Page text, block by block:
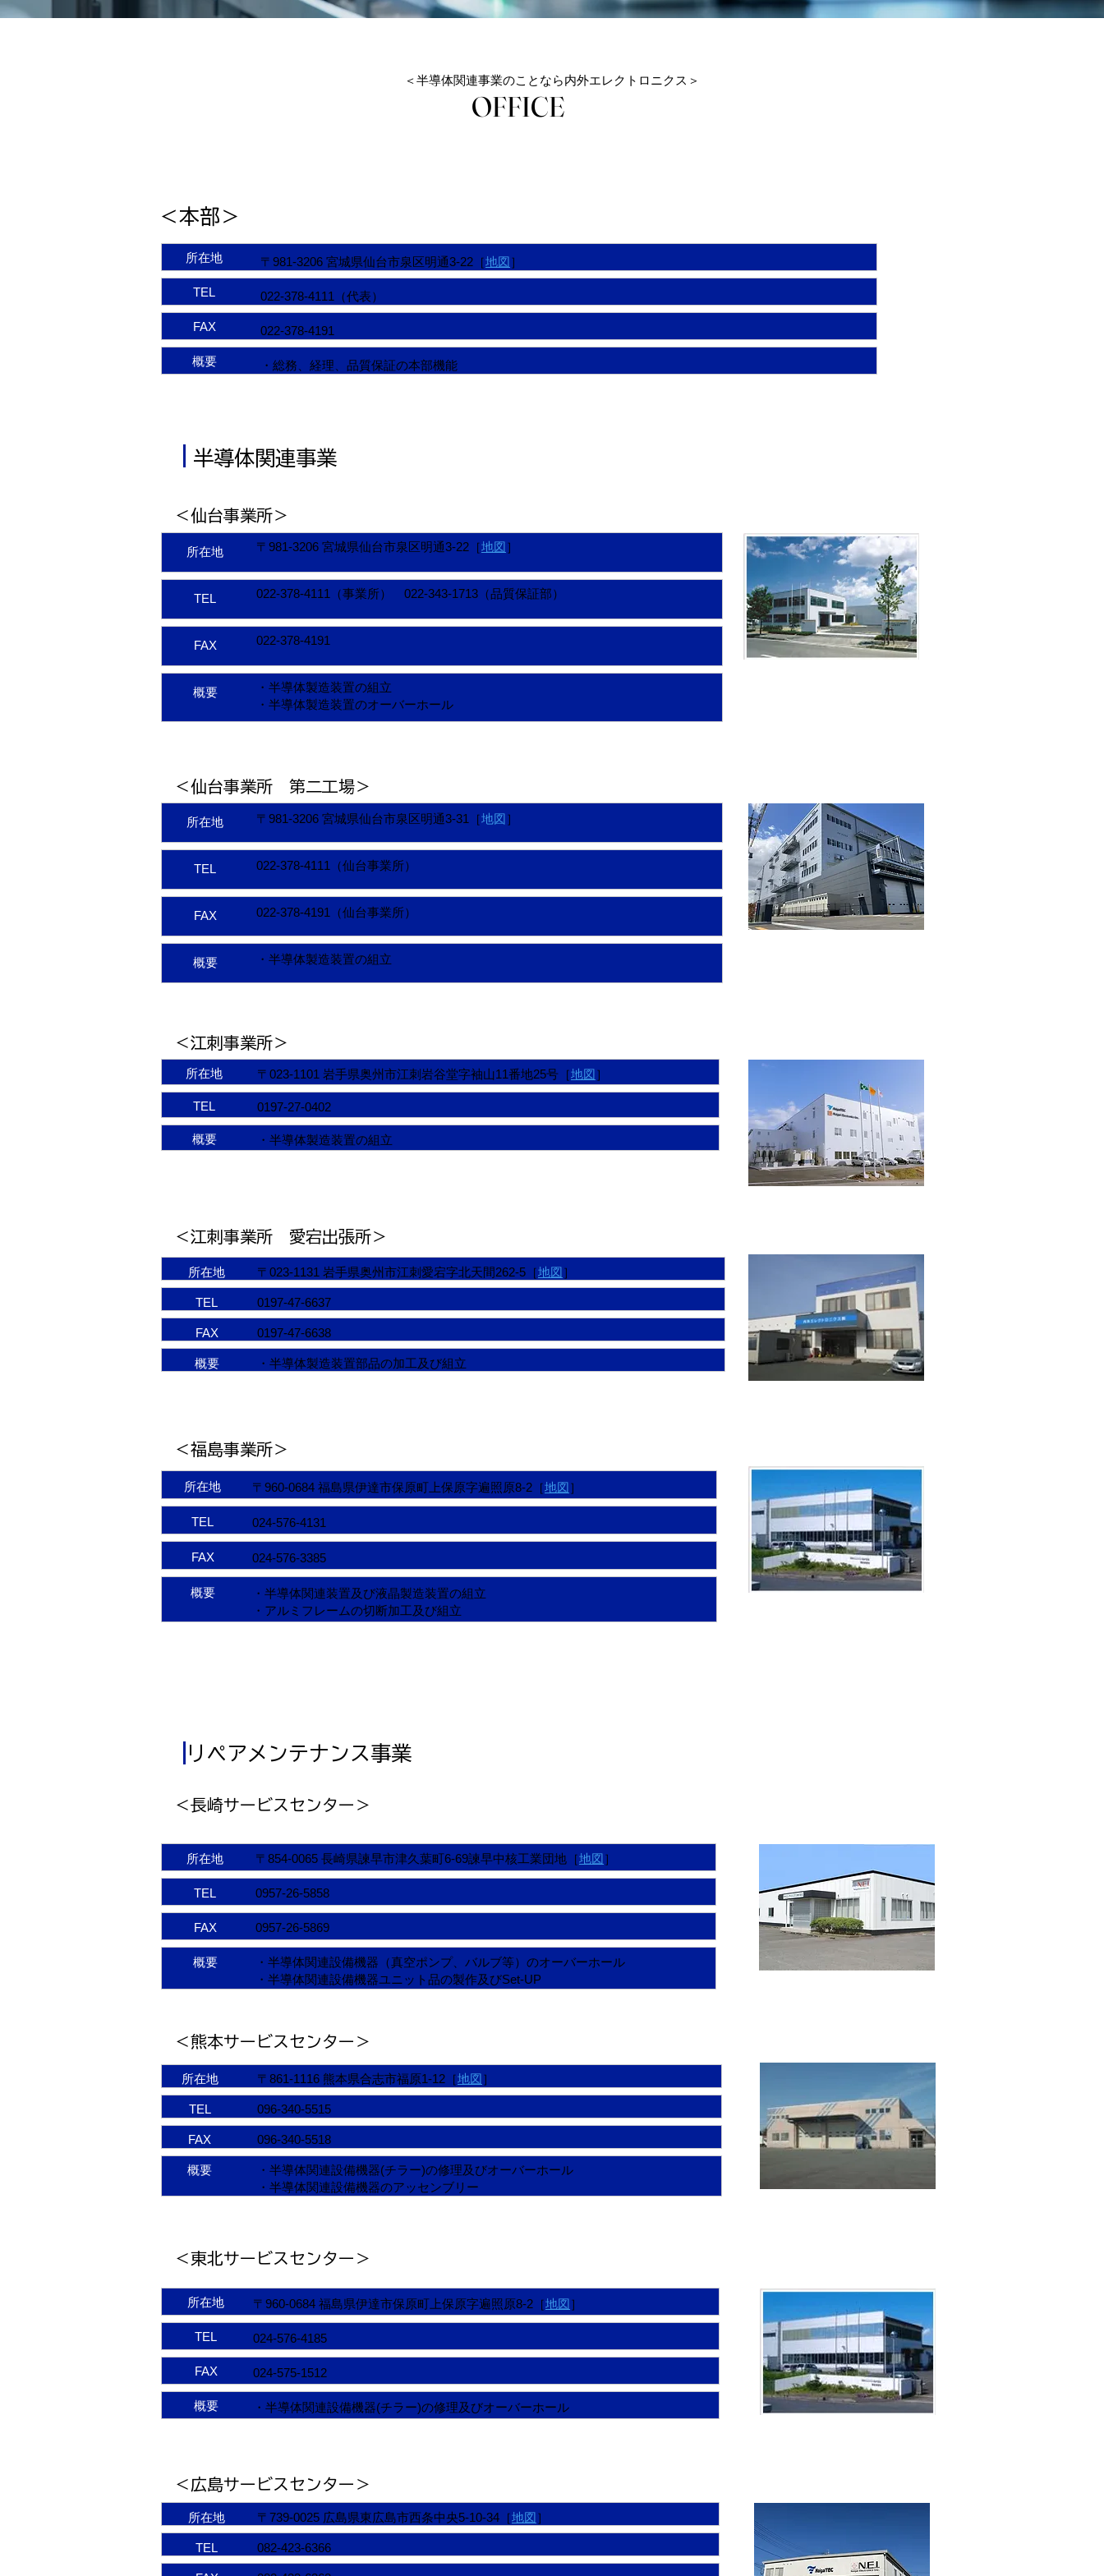
＜半導体関連事業のことなら内外エレクトロニクス＞
OFFICE
OFFICE
＜本部＞
所在地 〒981-3206 宮城県仙台市泉区明通3-22［地図 ］
TEL 022-378-4111（代表）
FAX 022-378-4191
概要 ・総務、経理、品質保証の本部機能
半導体関連事業
＜仙台事業所＞
所在地 〒981-3206 宮城県仙台市泉区明通3-22［地図 ］
TEL 022-378-4111（事業所） 022-343-1713（品質保証部）
FAX 022-378-4191
概要
・半導体製造装置の組立
・半導体製造装置のオーバーホール
＜仙台事業所 第二工場＞
所在地 〒981-3206 宮城県仙台市泉区明通3-31［地図 ］
TEL 022-378-4111（仙台事業所）
FAX 022-378-4191（仙台事業所）
概要 ・半導体製造装置の組立
＜江刺事業所＞
所在地 〒023-1101 岩手県奥州市江刺岩谷堂字袖山11番地25号［地図 ］
TEL 0197-27-0402
概要 ・半導体製造装置の組立
＜江刺事業所 愛宕出張所＞
所在地 〒023-1131 岩手県奥州市江刺愛宕字北天間262-5［地図 ］
TEL 0197-47-6637
FAX 0197-47-6638
概要 ・半導体製造装置部品の加工及び組立
＜福島事業所＞
所在地 〒960-0684 福島県伊達市保原町上保原字遍照原8-2［地図 ］
TEL 024-576-4131
FAX 024-576-3385
概要
・半導体関連装置及び液晶製造装置の組立
・アルミフレームの切断加工及び組立
リペアメンテナンス事業
＜長崎サービスセンター＞
所在地 〒854-0065 長崎県諫早市津久葉町6-69諫早中核工業団地［地図 ］
TEL 0957-26-5858
FAX 0957-26-5869
概要
・半導体関連設備機器（真空ポンプ、バルブ等）のオーバーホール
・半導体関連設備機器ユニット品の製作及びSet-UP
＜熊本サービスセンター＞
所在地 〒861-1116 熊本県合志市福原1-12［地図 ］
TEL 096-340-5515
FAX 096-340-5518
概要
・半導体関連設備機器(チラー)の修理及びオーバーホール
・半導体関連設備機器のアッセンブリー
＜東北サービスセンター＞
所在地 〒960-0684 福島県伊達市保原町上保原字遍照原8-2［地図 ］
TEL 024-576-4185
FAX 024-575-1512
概要 ・半導体関連設備機器(チラー)の修理及びオーバーホール
＜広島サービスセンター＞
所在地 〒739-0025 広島県東広島市西条中央5-10-34［地図 ］
TEL 082-423-6366